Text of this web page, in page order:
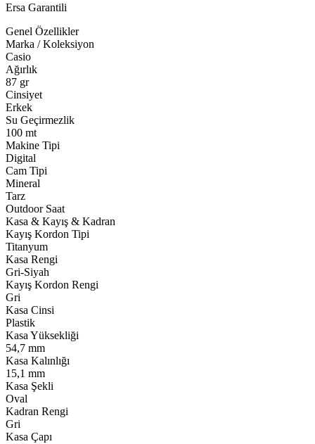
Ersa Garantili
Genel Özellikler
Marka / Koleksiyon
Casio
Ağırlık
87 gr
Cinsiyet
Erkek
Su Geçirmezlik
100 mt
Makine Tipi
Digital
Cam Tipi
Mineral
Tarz
Outdoor Saat
Kasa & Kayış & Kadran
Kayış Kordon Tipi
Titanyum
Kasa Rengi
Gri-Siyah
Kayış Kordon Rengi
Gri
Kasa Cinsi
Plastik
Kasa Yüksekliği
54,7 mm
Kasa Kalınlığı
15,1 mm
Kasa Şekli
Oval
Kadran Rengi
Gri
Kasa Çapı